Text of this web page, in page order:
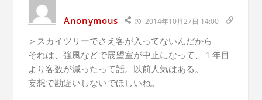
Anonymous 2014年10月27日 14:00
＞スカイツリーでさえ客が入ってないんだから
それは、強風などで展望室が中止になって、１年目
より客数が減ったって話。以前人気はある。
妄想で勘違いしないでほしいね。